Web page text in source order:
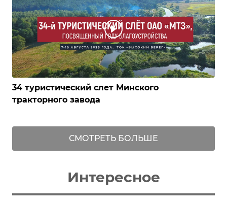
34 туристический слет Минского
тракторного завода
СМОТРЕТЬ БОЛЬШЕ
Интересное